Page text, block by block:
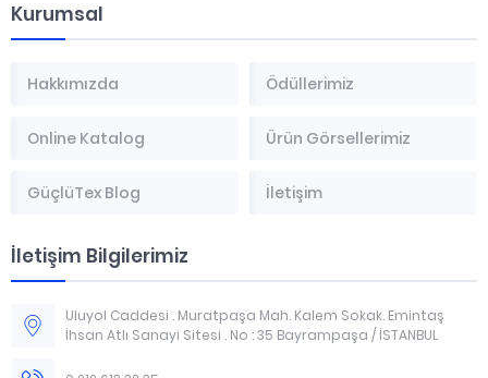
Kurumsal
Hakkımızda Ödüllerimiz
Online Katalog Ürün Görsellerimiz
GüçlüTex Blog İletişim
İletişim Bilgilerimiz
Uluyol Caddesi . Muratpaşa Mah. Kalem Sokak. Emintaş
İhsan Atlı Sanayi Sitesi . No : 35 Bayrampaşa / İSTANBUL